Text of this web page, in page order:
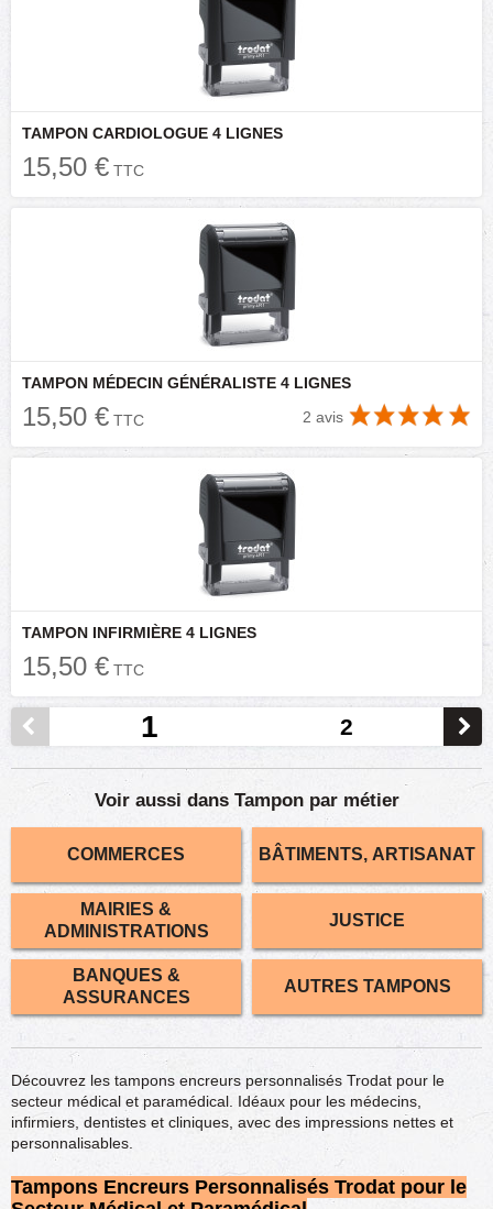
TAMPON CARDIOLOGUE 4 LIGNES
15,50 € TTC
TAMPON MÉDECIN GÉNÉRALISTE 4 LIGNES
15,50 € TTC 2 avis
TAMPON INFIRMIÈRE 4 LIGNES
15,50 € TTC
1 2
Voir aussi dans Tampon par métier
COMMERCES BÂTIMENTS, ARTISANAT
MAIRIES &
ADMINISTRATIONS
JUSTICE
BANQUES &
ASSURANCES
AUTRES TAMPONS
Découvrez les tampons encreurs personnalisés Trodat pour le
secteur médical et paramédical. Idéaux pour les médecins,
infirmiers, dentistes et cliniques, avec des impressions nettes et
personnalisables.
Tampons Encreurs Personnalisés Trodat pour le